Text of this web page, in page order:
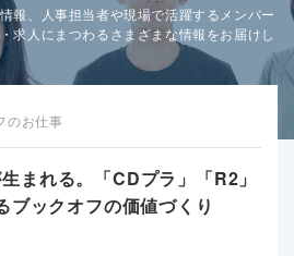
報、人事担当者や現場で活躍するメンバー
求人にまつわるさまざまな情報をお届けし
のお仕事
まれる。「CDプラ」「R2」
ブックオフの価値づくり